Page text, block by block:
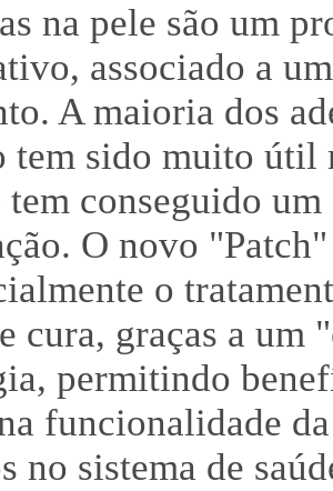
na pele são um
associado a
A maioria dos
tem sido muito útil
tem conseguido
O novo
o
cura, graças a
permitindo
funcionalidade
no sistema de